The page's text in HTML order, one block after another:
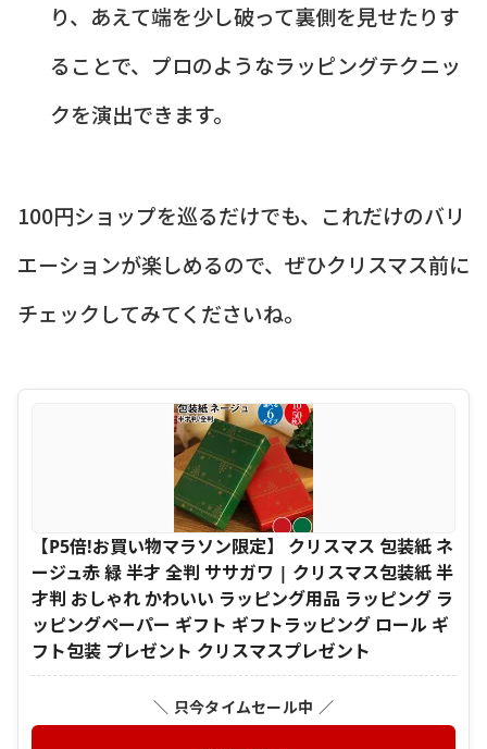
り、あえて端を少し破って裏側を見せたりす
ることで、プロのようなラッピングテクニッ
クを演出できます。
100円ショップを巡るだけでも、これだけのバリ
エーションが楽しめるので、ぜひクリスマス前に
チェックしてみてくださいね。
【P5倍!お買い物マラソン限定】 クリスマス 包装紙 ネ
ージュ赤 緑 半才 全判 ササガワ | クリスマス包装紙 半
才判 おしゃれ かわいい ラッピング用品 ラッピング ラ
ッピングペーパー ギフト ギフトラッピング ロール ギ
フト包装 プレゼント クリスマスプレゼント
＼ 只今タイムセール中 ／